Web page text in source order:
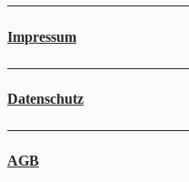
Impressum
Datenschutz
AGB